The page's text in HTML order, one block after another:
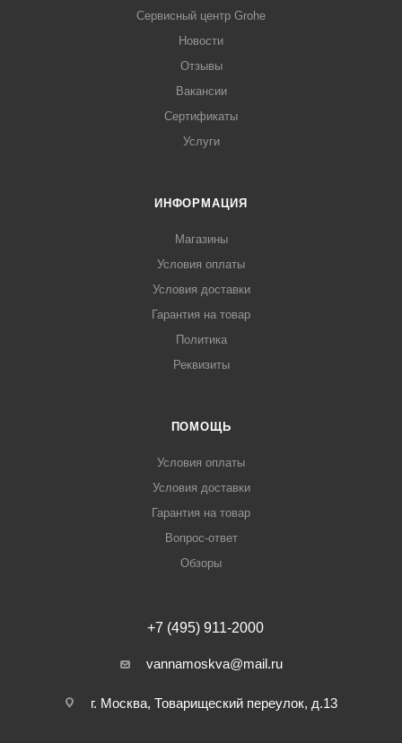
Сервисный центр Grohe
Новости
Отзывы
Вакансии
Сертификаты
Услуги
ИНФОРМАЦИЯ
Магазины
Условия оплаты
Условия доставки
Гарантия на товар
Политика
Реквизиты
ПОМОЩЬ
Условия оплаты
Условия доставки
Гарантия на товар
Вопрос-ответ
Обзоры
+7 (495) 911-2000
vannamoskva@mail.ru
г. Москва, Товарищеский переулок, д.13